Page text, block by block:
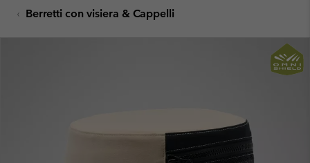
SKIP
MAIN
Berretti con visiera & Cappelli